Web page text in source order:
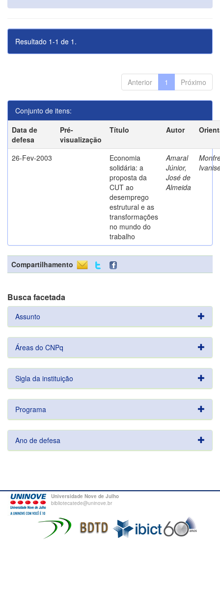
Resultado 1-1 de 1.
Anterior 1 Próximo
Conjunto de itens:
Data de
defesa
Pré-
visualização
Título Autor
26-Fev-2003
Economia
solidária: a
proposta da
CUT ao
desemprego
estrutural e as
transformações
no mundo do
trabalho
Amaral
Júnior,
José de
Almeida
Compartilhamento
Busca facetada
Assunto
Áreas do CNPq
Sigla da instituição
Programa
Ano de defesa
Universidade Nove de Julho
bibliotecatede@uninove.br